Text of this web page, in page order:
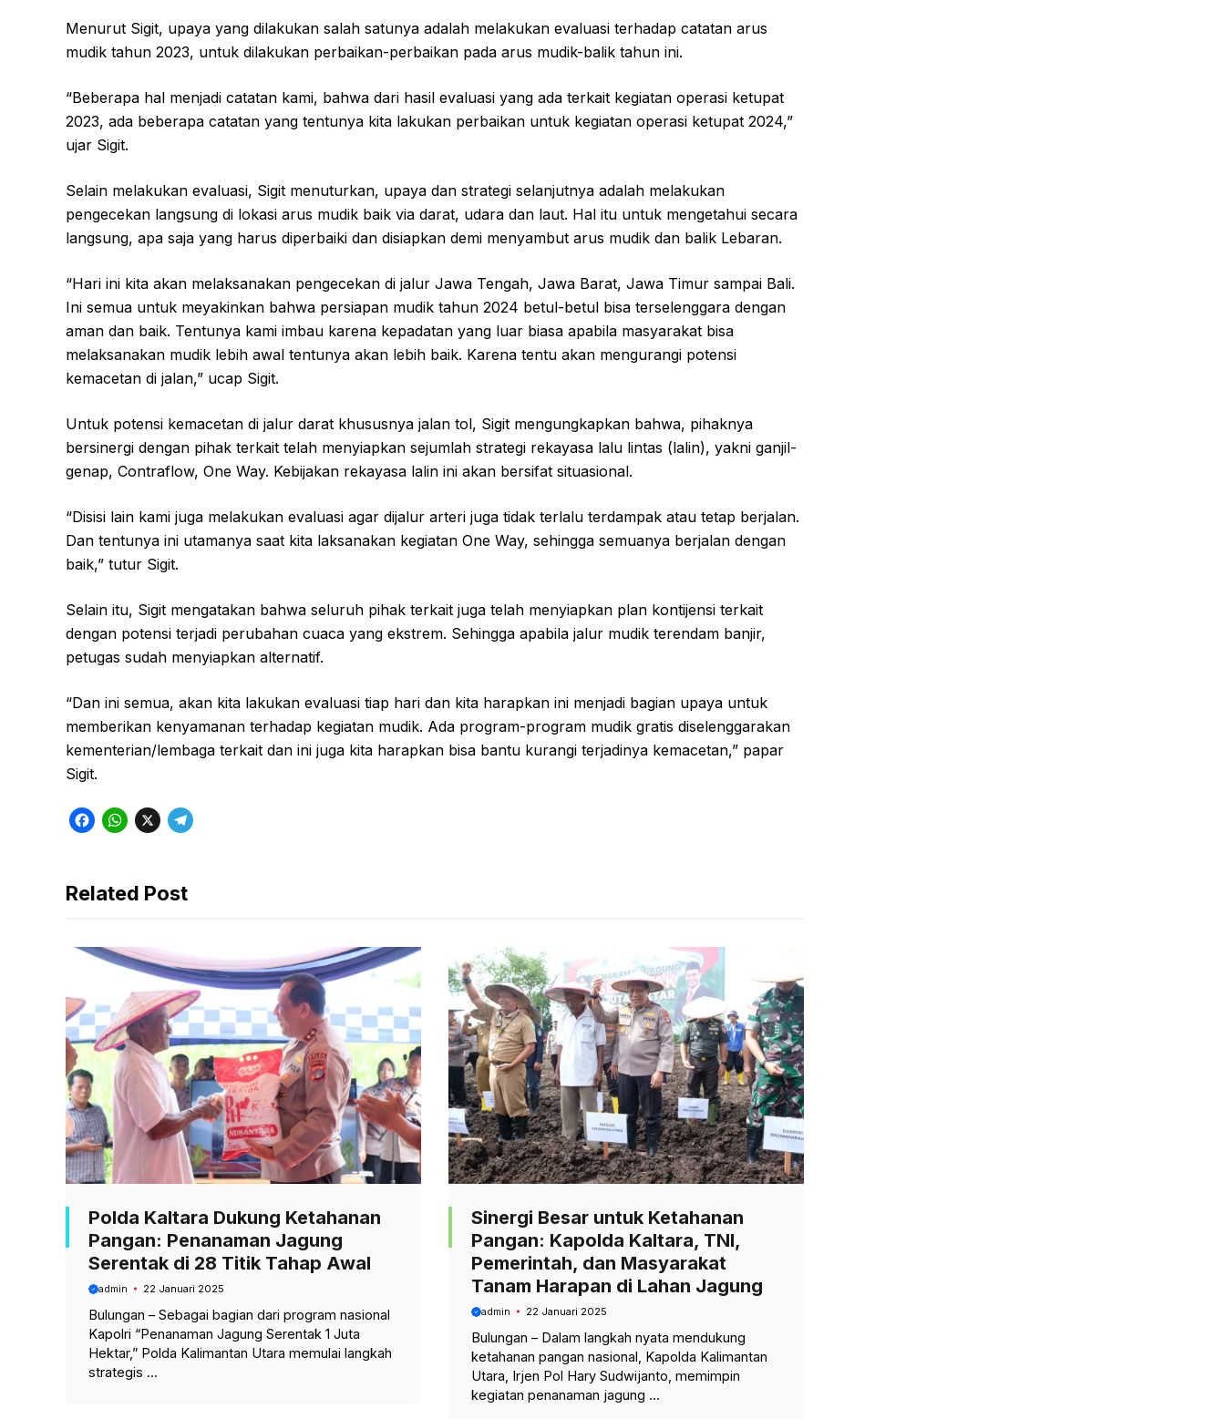
Menurut Sigit, upaya yang dilakukan salah satunya adalah melakukan evaluasi terhadap catatan arus
mudik tahun 2023, untuk dilakukan perbaikan-perbaikan pada arus mudik-balik tahun ini.
“Beberapa hal menjadi catatan kami, bahwa dari hasil evaluasi yang ada terkait kegiatan operasi ketupat
2023, ada beberapa catatan yang tentunya kita lakukan perbaikan untuk kegiatan operasi ketupat 2024,”
ujar Sigit.
Selain melakukan evaluasi, Sigit menuturkan, upaya dan strategi selanjutnya adalah melakukan
pengecekan langsung di lokasi arus mudik baik via darat, udara dan laut. Hal itu untuk mengetahui secara
langsung, apa saja yang harus diperbaiki dan disiapkan demi menyambut arus mudik dan balik Lebaran.
“Hari ini kita akan melaksanakan pengecekan di jalur Jawa Tengah, Jawa Barat, Jawa Timur sampai Bali.
Ini semua untuk meyakinkan bahwa persiapan mudik tahun 2024 betul-betul bisa terselenggara dengan
aman dan baik. Tentunya kami imbau karena kepadatan yang luar biasa apabila masyarakat bisa
melaksanakan mudik lebih awal tentunya akan lebih baik. Karena tentu akan mengurangi potensi
kemacetan di jalan,” ucap Sigit.
Untuk potensi kemacetan di jalur darat khususnya jalan tol, Sigit mengungkapkan bahwa, pihaknya
bersinergi dengan pihak terkait telah menyiapkan sejumlah strategi rekayasa lalu lintas (lalin), yakni ganjil-
genap, Contraflow, One Way. Kebijakan rekayasa lalin ini akan bersifat situasional.
“Disisi lain kami juga melakukan evaluasi agar dijalur arteri juga tidak terlalu terdampak atau tetap berjalan.
Dan tentunya ini utamanya saat kita laksanakan kegiatan One Way, sehingga semuanya berjalan dengan
baik,” tutur Sigit.
Selain itu, Sigit mengatakan bahwa seluruh pihak terkait juga telah menyiapkan plan kontijensi terkait
dengan potensi terjadi perubahan cuaca yang ekstrem. Sehingga apabila jalur mudik terendam banjir,
petugas sudah menyiapkan alternatif.
“Dan ini semua, akan kita lakukan evaluasi tiap hari dan kita harapkan ini menjadi bagian upaya untuk
memberikan kenyamanan terhadap kegiatan mudik. Ada program-program mudik gratis diselenggarakan
kementerian/lembaga terkait dan ini juga kita harapkan bisa bantu kurangi terjadinya kemacetan,” papar
Sigit.
F
e
o
k
W
t
A
p
X
T
e
r
a
m
Related Post
Polda Kaltara Dukung Ketahanan
Pangan: Penanaman Jagung
Serentak di 28 Titik Tahap Awal
admin 22 Januari 2025
Bulungan – Sebagai bagian dari program nasional
Kapolri “Penanaman Jagung Serentak 1 Juta
Hektar,” Polda Kalimantan Utara memulai langkah
strategis ...
Sinergi Besar untuk Ketahanan
Pangan: Kapolda Kaltara, TNI,
Pemerintah, dan Masyarakat
Tanam Harapan di Lahan Jagung
admin 22 Januari 2025
Bulungan – Dalam langkah nyata mendukung
ketahanan pangan nasional, Kapolda Kalimantan
Utara, Irjen Pol Hary Sudwijanto, memimpin
kegiatan penanaman jagung ...